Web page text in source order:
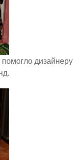
дизайнеру